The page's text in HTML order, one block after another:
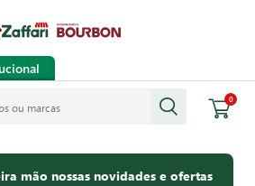
0
mão nossas novidades e ofertas